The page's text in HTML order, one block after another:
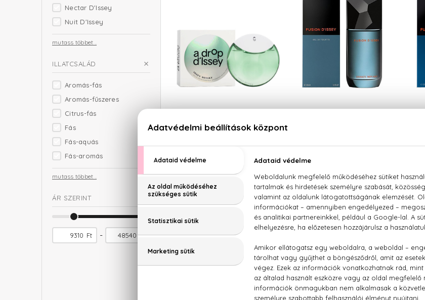
Nectar D'Issey
Nuit D'Issey
mutass többet...
ILLATCSALÁD
Aromás-fás
Aromás-fűszeres
Citrus-fás
Fás
Fás-aquás
Fás-aromás
mutass többet...
ÁR SZERINT
Ft - Ft
Eau De Parfum
22.540 Ft -tól 14.990 Ft -tól